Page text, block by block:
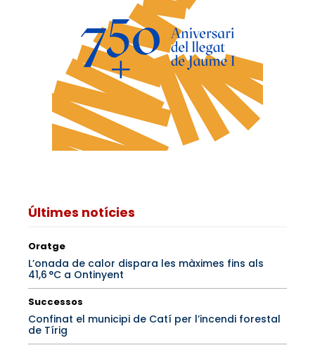
Últimes notícies
Oratge
L’onada de calor dispara les màximes fins als
41,6 °C a Ontinyent
Successos
Confinat el municipi de Catí per l’incendi forestal
de Tírig